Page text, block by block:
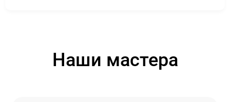
Наши мастера